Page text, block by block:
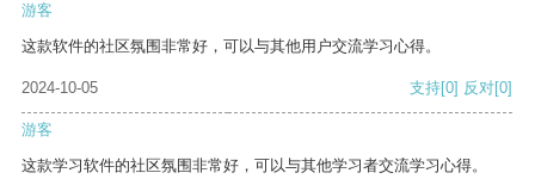
游客
这款软件的社区氛围非常好，可以与其他用户交流学习心得。
2024-10-05 支持[0] 反对[0]
游客
这款学习软件的社区氛围非常好，可以与其他学习者交流学习心得。